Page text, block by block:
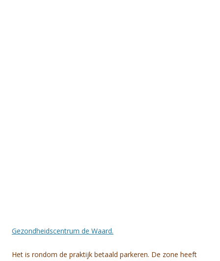
Gezondheidscentrum de Waard.
Het is rondom de praktijk betaald parkeren. De zone heeft